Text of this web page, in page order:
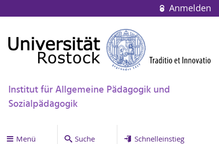
Anmelden
Institut für Allgemeine Pädagogik und
Sozialpädagogik
Menü Suche Schnelleinstieg